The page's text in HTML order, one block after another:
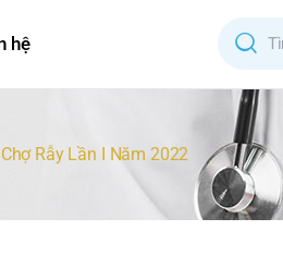
hệ
Rẫy Lần I Năm 2022